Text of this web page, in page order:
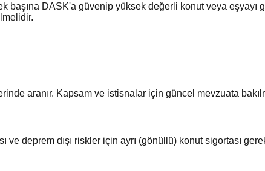
başına DASK'a güvenip yüksek değerli konut veya eşyayı
aranır. Kapsam ve istisnalar için güncel mevzuata
ve deprem dışı riskler için ayrı (gönüllü) konut sigortası